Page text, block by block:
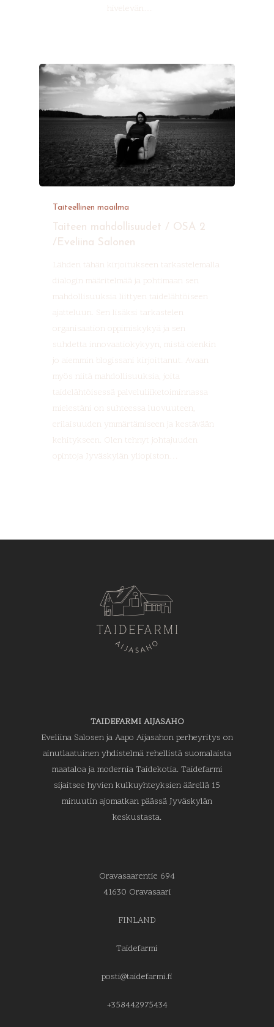
hivelevän…
Taiteellinen maailma
Taiteen mahdollisuudet / OSA 2
/Eveliina Salonen
Lähden tähän kirjoitukseen tarkastelemalla
dialogin määritelmää ja pohtimaan sen
mahdollisuuksia liittyen taidelähtöiseen
ajatteluun. Sen lisäksi tarkastelen
organisaation oppimiskykyä ja sen
suhdetta innovaatiokykyyn, mistä olenkin
jo aiemmin blogissani kirjoittanut. Avaan
myös niitä mahdollisuuksia, joita
taidelähtöisessä palveluliiketoiminnassa
mielestäni on suhteessa luovuuteen,
erilaisuuden ymmärtämiseen ja kestävään
kehitykseen. Olen tehnyt johtajuuden
opintoja Jyväskylän yliopiston…
TAIDEFARMI AIJASAHO
Eveliina Salosen ja Aapo Aijasahon perheyritys on
ainutlaatuinen yhdistelmä rehellistä suomalaista
maataloa ja modernia Taidekotia. Taidefarmi
sijaitsee hyvien kulkuyhteyksien äärellä 15
minuutin ajomatkan päässä Jyväskylän
keskustasta.
Oravasaarentie 694
41630 Oravasaari
FINLAND
Taidefarmi
posti@taidefarmi.fi
+358442975434
Eveliina
Aijasahon Tila
Taidefarmi
Blogi
Verkkokauppa
Ostoskori
Tilaus -ja
Tilat
Taidekoti
Kivinavetta
Taide – ja luontopiha
Ranta-alue
ELOKUU 2026 /
Haukanmaan
esittää: Elon
Yhteystiedot